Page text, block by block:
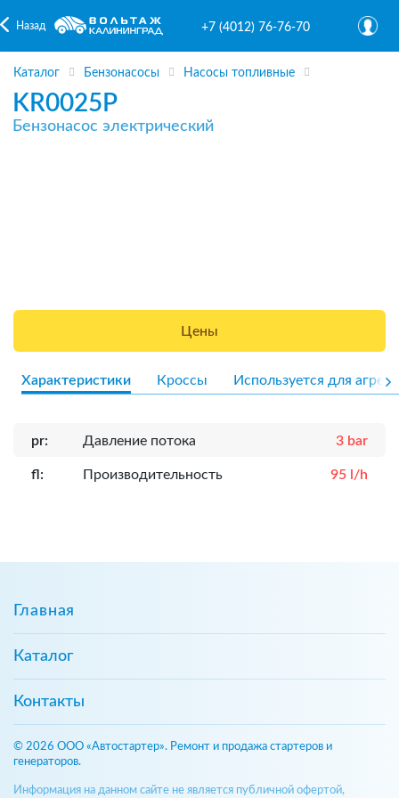
Назад +7 (4012) 76-76-70
Каталог Бензонасосы Насосы топливные
KR0025P
Бензонасос электрический
Цены
Характеристики Кроссы Используется для
pr: Давление потока 3 bar
fl: Производительность 95 l/h
Главная
Каталог
Контакты
© 2026 ООО «Автостартер». Ремонт и продажа стартеров и
генераторов.
Информация на данном сайте не является публичной офертой,